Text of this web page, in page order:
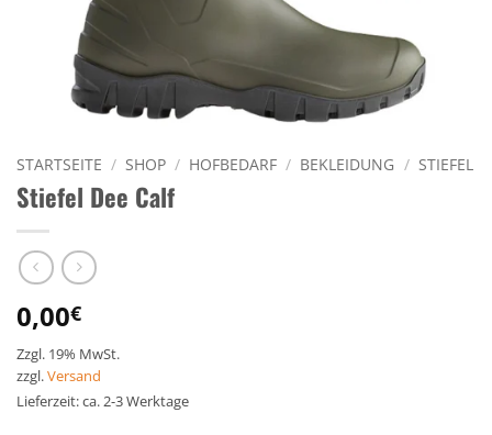
STARTSEITE / SHOP / HOFBEDARF / BEKLEIDUNG / STIEFEL
Stiefel Dee Calf
0,00€
Zzgl. 19% MwSt.
zzgl.Versand
Lieferzeit: ca. 2-3 Werktage